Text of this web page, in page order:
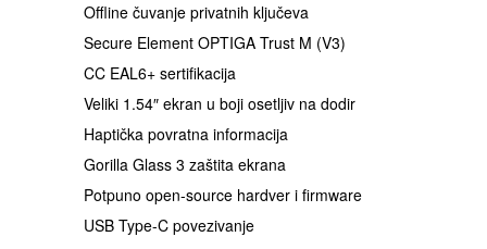
Offline čuvanje privatnih ključeva
Secure Element OPTIGA Trust M (V3)
CC EAL6+ sertifikacija
Veliki 1.54″ ekran u boji osetljiv na dodir
Haptička povratna informacija
Gorilla Glass 3 zaštita ekrana
Potpuno open-source hardver i firmware
USB Type-C povezivanje